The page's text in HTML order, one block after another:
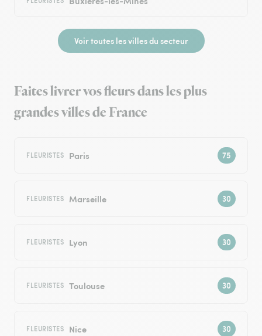
Voir toutes les villes du secteur
Faites livrer vos fleurs dans les plus
grandes villes de France
FLEURISTES Paris
FLEURISTES Marseille
FLEURISTES Lyon
FLEURISTES Toulouse
FLEURISTES Nice